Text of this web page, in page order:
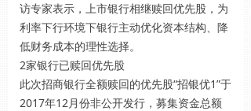
访专家表示，上市银行相继赎回优先股，为
利率下行环境下银行主动优化资本结构、降
低财务成本的理性选择。
2家银行已赎回优先股
此次招商银行全额赎回的优先股“招银优1”于
2017年12月份非公开发行，募集资金总额